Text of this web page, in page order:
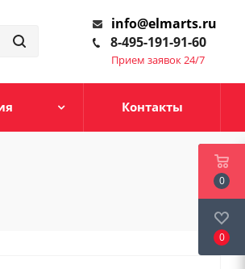
info@elmarts.ru
8-495-191-91-60
Прием заявок 24/7
Контакты
0
0